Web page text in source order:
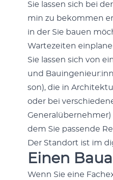
Sie lassen sich bei
min zu bekom­men
in der Sie bauen
Wartezeit­en
Sie lassen sich von
und
son), die in
oder bei
dem Sie passende
Der Stan­dort ist im
Einen
Wenn Sie eine